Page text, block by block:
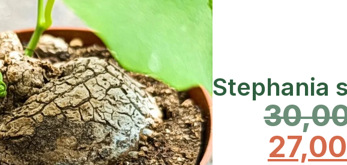
Stephania
27,00